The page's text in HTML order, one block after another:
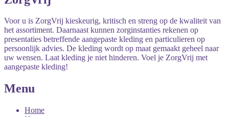
Voor u is ZorgVrij kieskeurig, kritisch en streng op de kwaliteit van
het assortiment. Daarnaast kunnen zorginstanties rekenen op
presentaties betreffende aangepaste kleding en particulieren op
persoonlijk advies. De kleding wordt op maat gemaakt geheel naar
uw wensen. Laat kleding je niet hinderen. Voel je ZorgVrij met
aangepaste kleding!
Menu
Home